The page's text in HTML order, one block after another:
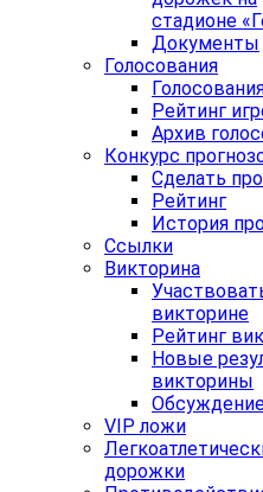
стадионе
Документы
Голосования
Рейтинг
Архив
Конкурс
Сделать
Рейтинг
История
Ссылки
Викторина
викторине
Рейтинг
Новые
викторины
VIP ложи
дорожки